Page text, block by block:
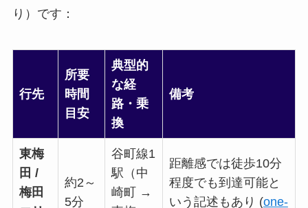
り）です：
行先
所要
時間
目安
典型的
な経
路・乗
換
備考
東梅
田 /
梅田
約2～
5分
谷町線1
駅（中
崎町 →
距離感では徒歩10分
程度でも到達可能と
いう記述もあり (one-